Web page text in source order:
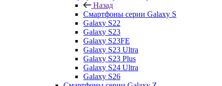
Назад
Смартфоны серии Galaxy S
Galaxy S22
Galaxy S23
Galaxy S23FE
Galaxy S23 Ultra
Galaxy S23 Plus
Galaxy S24 Ultra
Galaxy S26